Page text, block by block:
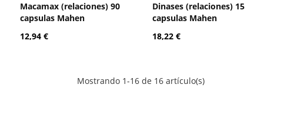
Macamax (relaciones) 90
capsulas Mahen
12,94 €
Dinases (relaciones) 15
capsulas Mahen
18,22 €
Mostrando 1-16 de 16 artículo(s)